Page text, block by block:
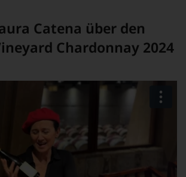
Catena über den
Chardonnay 2024